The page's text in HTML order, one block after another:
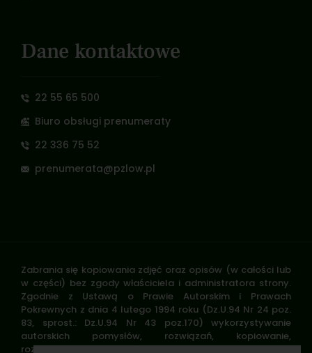
Dane kontaktowe
22 55 65 500
Biuro obsługi prenumeraty
22 336 75 52
prenumerata@pzlow.pl
Zabrania się kopiowania zdjęć oraz opisów (w całości lub
w części) bez zgody właściciela i administratora strony.
Zgodnie z Ustawą o Prawie Autorskim i Prawach
Pokrewnych z dnia 4 lutego 1994 roku (Dz.U.94 Nr 24 poz.
83, sprost.: Dz.U.94 Nr 43 poz.170) wykorzystywanie
autorskich pomysłów, rozwiązań, kopiowanie,
rozpowszechnianie zdjęć, fragmentów grafiki, tekstów